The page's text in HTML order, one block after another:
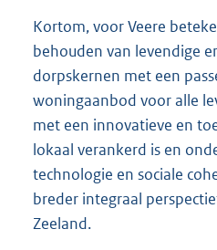
Kortom, voor Veere
behouden van levendige
dorpskernen met een
woningaanbod voor alle
met een innovatieve en
lokaal verankerd is en
technologie en sociale
breder integraal
Zeeland.